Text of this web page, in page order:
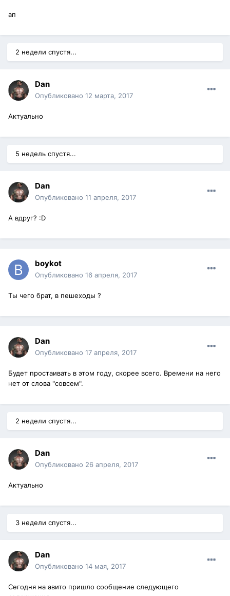
ап
2 недели спустя...
Dan
Опубликовано 12 марта, 2017
Актуально
5 недель спустя...
Dan
Опубликовано 11 апреля, 2017
А вдруг? :D
boykot
Опубликовано 16 апреля, 2017
Ты чего брат, в пешеходы ?
Dan
Опубликовано 17 апреля, 2017
Будет простаивать в этом году, скорее всего. Времени на него
нет от слова "совсем".
2 недели спустя...
Dan
Опубликовано 26 апреля, 2017
Актуально
3 недели спустя...
Dan
Опубликовано 14 мая, 2017
Сегодня на авито пришло сообщение следующего